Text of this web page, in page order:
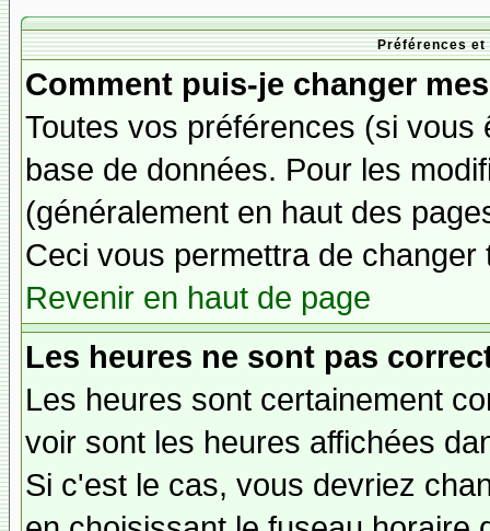
Préférences
Comment puis-je changer
Toutes vos préférences (si
base de données. Pour les
(généralement en haut des
Ceci vous permettra de
Revenir en haut de page
Les heures ne sont pas
Les heures sont certainement
voir sont les heures affichées
Si c'est le cas, vous devriez